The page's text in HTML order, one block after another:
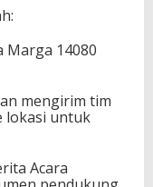
Marga 14080
mengirim tim
lokasi untuk
Acara